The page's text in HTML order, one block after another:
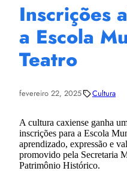
Inscrições
a Escola
Teatro
fevereiro 22, 2025 Cultura
A cultura caxiense ganha
inscrições para a Escola
aprendizado, expressão e
promovido pela Secretaria
Patrimônio Histórico.